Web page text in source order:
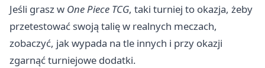
Jeśli grasz w One Piece TCG, taki turniej to okazja, żeby
przetestować swoją talię w realnych meczach,
zobaczyć, jak wypada na tle innych i przy okazji
zgarnąć turniejowe dodatki.